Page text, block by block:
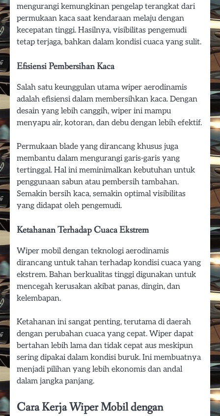
mengurangi kemungkinan pengelap terangkat dari
permukaan kaca saat kendaraan melaju dengan
kecepatan tinggi. Hasilnya, visibilitas pengemudi
tetap terjaga, bahkan dalam kondisi cuaca yang sulit.
Efisiensi Pembersihan Kaca
Salah satu keunggulan utama wiper aerodinamis
adalah efisiensi dalam membersihkan kaca. Dengan
desain yang lebih canggih, wiper ini mampu
menyapu air, kotoran, dan debu dengan lebih efektif.
Permukaan blade yang dirancang khusus juga
membantu dalam mengurangi garis-garis yang
tertinggal. Hal ini meminimalkan kebutuhan untuk
penggunaan sabun atau pembersih tambahan.
Semakin bersih kaca, semakin optimal visibilitas
yang didapat oleh pengemudi.
Ketahanan Terhadap Cuaca Ekstrem
Wiper mobil dengan teknologi aerodinamis
dirancang untuk tahan terhadap kondisi cuaca yang
ekstrem. Bahan berkualitas tinggi digunakan untuk
mencegah kerusakan akibat panas, dingin, dan
kelembapan.
Ketahanan ini sangat penting, terutama di daerah
dengan perubahan cuaca yang cepat. Wiper dapat
bertahan lebih lama dan tidak cepat aus meskipun
sering dipakai dalam kondisi buruk. Ini membuatnya
menjadi pilihan yang lebih ekonomis dan andal
dalam jangka panjang.
Cara Kerja Wiper Mobil dengan